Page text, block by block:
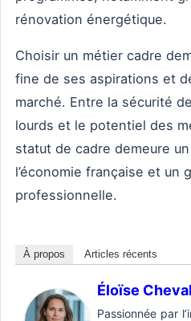
rénovation énergétique.
Choisir un métier cadre
fine de ses aspirations et
marché. Entre la sécurité
lourds et le potentiel des
statut de cadre demeure
l’économie française et un
professionnelle.
À propos Articles récents
Éloïse
Passionnée par